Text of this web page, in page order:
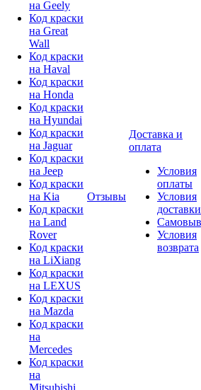
на Geely
Код краски
на Great
Wall
Код краски
на Haval
Код краски
на Honda
Код краски
на Hyundai
Код краски
на Jaguar
Код краски
на Jeep
Код краски
на Kia
Код краски
на Land
Rover
Код краски
на LiXiang
Код краски
на LEXUS
Код краски
на Mazda
Код краски
на
Mercedes
Код краски
на
Mitsubishi
Отзывы
Доставка и
оплата
Условия
оплаты
Условия
доставки
Условия
возврата